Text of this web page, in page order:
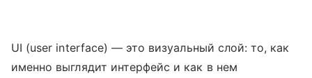
UI (user interface) — это визуальный слой: то, как
именно выглядит интерфейс и как в нем